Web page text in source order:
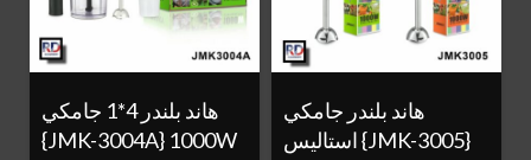
هاند بلندر 4*1 جامكي
{JMK-3004A} 1000W
هاند بلندر جامكي
استاليس {JMK-3005}